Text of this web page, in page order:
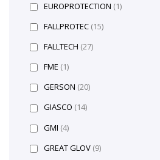
EUROPROTECTION (1)
FALLPROTEC (15)
FALLTECH (27)
FME (1)
GERSON (20)
GIASCO (14)
GMI (4)
GREAT GLOV (9)